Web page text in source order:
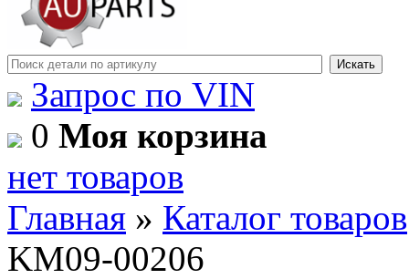
Запрос по VIN
0 Моя корзина
нет товаров
Главная » Каталог товаров
KM09-00206